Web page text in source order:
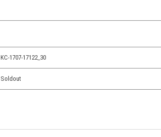
KC-1707-17122_30
Soldout